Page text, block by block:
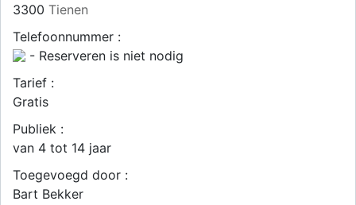
3300 Tienen
Telefoonnummer :
- Reserveren is niet nodig
Tarief :
Gratis
Publiek :
van 4 tot 14 jaar
Toegevoegd door :
Bart Bekker